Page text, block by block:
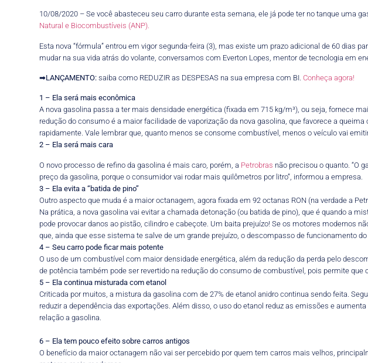
10/08/2020 – Se você abasteceu seu carro durante esta semana, ele já pode ter no tanque uma
Natural e Biocombustíveis (ANP).
Esta nova “fórmula” entrou em vigor segunda-feira (3), mas existe um prazo adicional de 60 dias
mudar na sua vida atrás do volante, conversamos com Everton Lopes, mentor de tecnologia em
➡LANÇAMENTO:saiba como REDUZIR as DESPESAS na sua empresa com BI.Conheça agora!
1 – Ela será mais econômica
A nova gasolina passa a ter mais densidade energética (fixada em 715 kg/m³), ou seja, fornece
redução do consumo é a maior facilidade de vaporização da nova gasolina, que favorece a
rapidamente. Vale lembrar que, quanto menos se consome combustível, menos o veículo vai
2 – Ela será mais cara
O novo processo de refino da gasolina é mais caro, porém, a Petrobras não precisou o quanto. “O
preço da gasolina, porque o consumidor vai rodar mais quilômetros por litro”, informou a empresa.
3 – Ela evita a “batida de pino”
Outro aspecto que muda é a maior octanagem, agora fixada em 92 octanas RON (na verdade a
Na prática, a nova gasolina vai evitar a chamada detonação (ou batida de pino), que é quando a
pode provocar danos ao pistão, cilindro e cabeçote. Um baita prejuízo! Se os motores modernos
que, ainda que esse sistema te salve de um grande prejuízo, o descompasso de funcionamento
4 – Seu carro pode ficar mais potente
O uso de um combustível com maior densidade energética, além da redução da perda pelo
de potência também pode ser revertido na redução do consumo de combustível, pois permite que
5 – Ela continua misturada com etanol
Criticada por muitos, a mistura da gasolina com de 27% de etanol anidro continua sendo feita.
reduzir a dependência das exportações. Além disso, o uso do etanol reduz as emissões e
relação a gasolina.
6 – Ela tem pouco efeito sobre carros antigos
O benefício da maior octanagem não vai ser percebido por quem tem carros mais velhos,